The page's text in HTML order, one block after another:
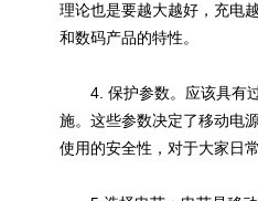
理论也是要越大越好，充电
和数码产品的特性。
4. 保护参数。应该具有
施。这些参数决定了移动电
使用的安全性，对于大家日